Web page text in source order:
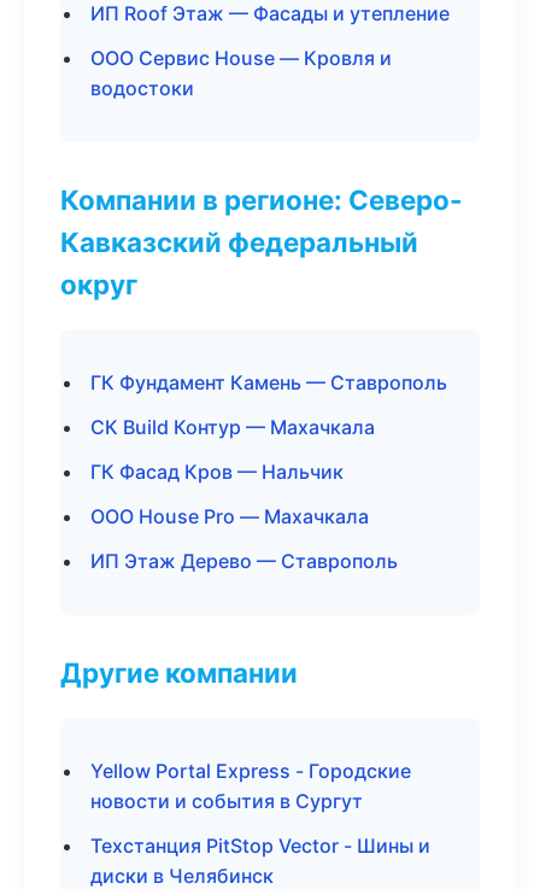
ИП Roof Этаж — Фасады и утепление
ООО Сервис House — Кровля и
водостоки
Компании в регионе: Северо-
Кавказский федеральный
округ
ГК Фундамент Камень — Ставрополь
СК Build Контур — Махачкала
ГК Фасад Кров — Нальчик
ООО House Pro — Махачкала
ИП Этаж Дерево — Ставрополь
Другие компании
Yellow Portal Express - Городские
новости и события в Сургут
Техстанция PitStop Vector - Шины и
диски в Челябинск